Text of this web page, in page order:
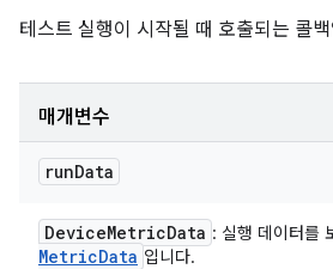
테스트 실행이 시작될 때 호출되는 콜
매개변수
runData
DeviceMetricData : 실행 데이터를
MetricData 입니다.